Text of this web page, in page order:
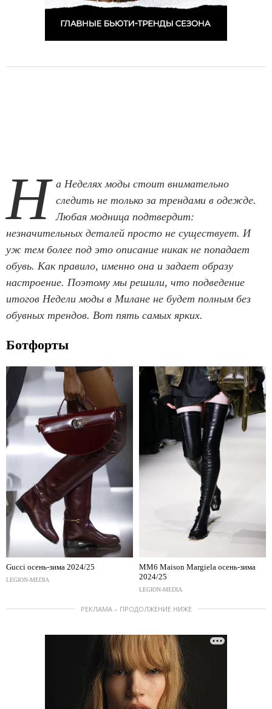
Н а Неделях моды стоит внимательно
следить не только за трендами в одежде.
Любая модница подтвердит:
незначительных деталей просто не существует. И
уж тем более под это описание никак не попадает
обувь. Как правило, именно она и задает образу
настроение. Поэтому мы решили, что подведение
итогов Недели моды в Милане не будет полным без
обувных трендов. Вот пять самых ярких.
Ботфорты
Gucci осень-зима 2024/25
LEGION-MEDIA
MM6 Maison Margiela осень-зима
2024/25
LEGION-MEDIA
РЕКЛАМА – ПРОДОЛЖЕНИЕ НИЖЕ